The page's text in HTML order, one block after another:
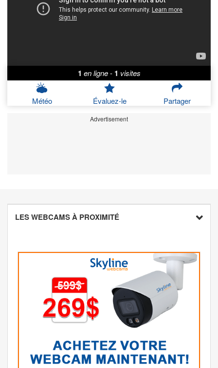
1 en ligne - 1 visites
Météo Évaluez-le Partager
Advertisement
LES WEBCAMS À PROXIMITÉ